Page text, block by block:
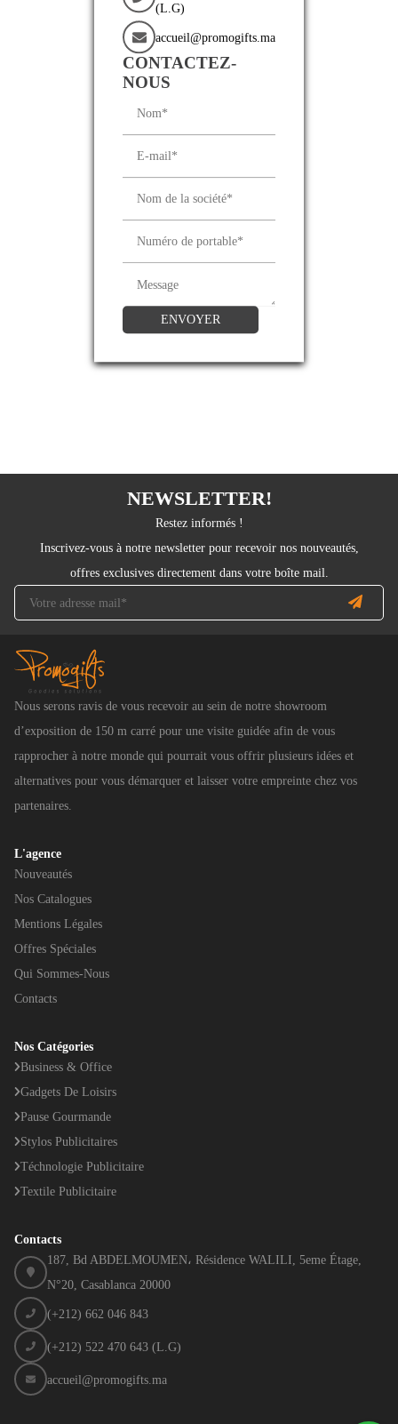
(L.G)
accueil@promogifts.ma
CONTACTEZ-
NOUS
ENVOYER
NEWSLETTER!
Restez informés !
Inscrivez-vous à notre newsletter pour recevoir nos nouveautés,
offres exclusives directement dans votre boîte mail.
Nous serons ravis de vous recevoir au sein de notre showroom
d’exposition de 150 m carré pour une visite guidée afin de vous
rapprocher à notre monde qui pourrait vous offrir plusieurs idées et
alternatives pour vous démarquer et laisser votre empreinte chez vos
partenaires.
L'agence
Nouveautés
Nos Catalogues
Mentions Légales
Offres Spéciales
Qui Sommes-Nous
Contacts
Nos Catégories
Business & Office
Gadgets De Loisirs
Pause Gourmande
Stylos Publicitaires
Téchnologie Publicitaire
Textile Publicitaire
Contacts
187, Bd ABDELMOUMEN، Résidence WALILI, 5eme Étage,
N°20, Casablanca 20000
(+212) 662 046 843
(+212) 522 470 643 (L.G)
accueil@promogifts.ma